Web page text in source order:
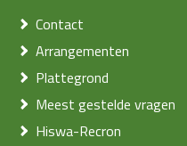
Contact
Arrangementen
Plattegrond
Meest gestelde vragen
Hiswa-Recron